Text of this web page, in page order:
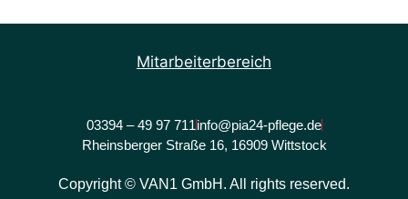
Copyright © VAN1 GmbH. All rights reserved.
03394 – 49 97 711info@pia24-pflege.de
Rheinsberger Straße 16, 16909 Wittstock
Mitarbeiterbereich